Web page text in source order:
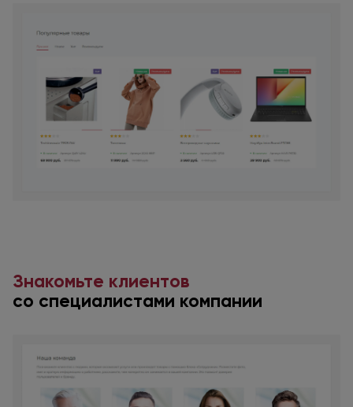
Знакомьте клиентов
со специалистами компании